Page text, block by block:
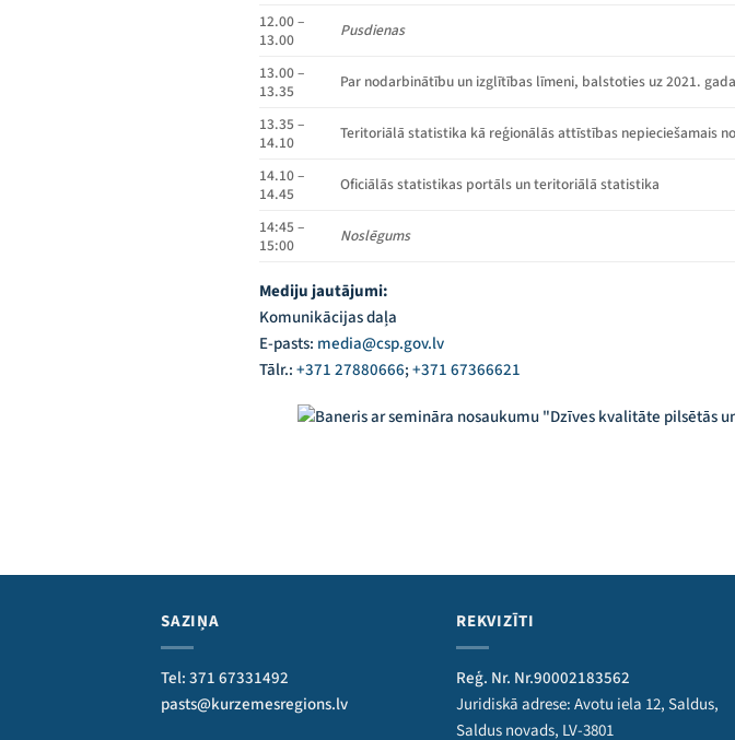
12.00 –
13.00
Pusdienas
13.00 –
13.35
Par nodarbinātību un izglītības līmeni, balstoties uz 2021.
13.35 –
14.10
Teritoriālā statistika kā reģionālās attīstības nepieciešamais
14.10 –
14.45
Oficiālās statistikas portāls un teritoriālā statistika
14:45 –
15:00
Noslēgums
Mediju jautājumi:
Komunikācijas daļa
E-pasts: media@csp.gov.lv
Tālr.:+371 27880666;+371 67366621
SAZIŅA
Tel: 371 67331492
pasts@kurzemesregions.lv
REKVIZĪTI
Reģ. Nr. Nr.90002183562
Juridiskā adrese: Avotu iela 12, Saldus,
Saldus novads, LV-3801